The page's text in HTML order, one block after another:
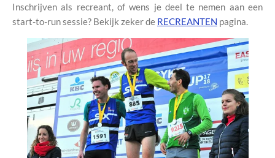
Inschrijven als recreant, of wens je deel te nemen aan een
start-to-run sessie? Bekijk zeker de RECREANTEN pagina.